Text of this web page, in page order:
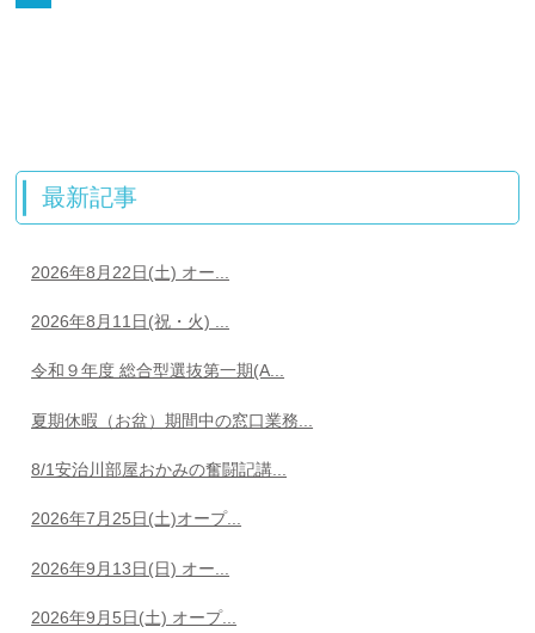
最新記事
2026年8月22日(土) オー...
2026年8月11日(祝・火) ...
令和９年度 総合型選抜第一期(A...
夏期休暇（お盆）期間中の窓口業務...
8/1安治川部屋おかみの奮闘記講...
2026年7月25日(土)オープ...
2026年9月13日(日) オー...
2026年9月5日(土) オープ...